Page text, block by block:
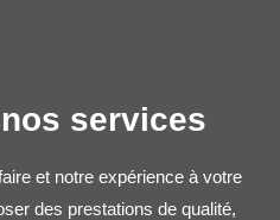
services
et notre expérience à votre
des prestations de qualité,